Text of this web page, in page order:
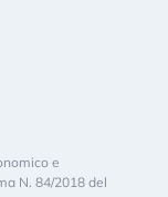
e
N. 84/2018 del